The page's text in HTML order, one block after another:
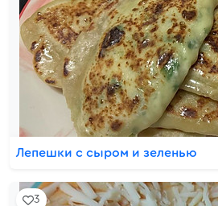
Лепешки с сыром и зеленью
3